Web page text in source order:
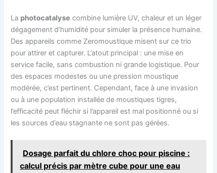
La photocatalyse combine lumière UV, chaleur et un léger
dégagement d’humidité pour simuler la présence humaine.
Des appareils comme Zeromoustique misent sur ce trio
pour attirer et capturer. L’atout principal : une mise en
service facile, sans combustion ni grande logistique. Pour
des espaces modestes ou une pression moustique
modérée, c’est pertinent. Cependant, face à une invasion
ou à une population installée de moustiques tigres,
l’efficacité peut fléchir si l’appareil est mal positionné ou si
les sources d’eau stagnante ne sont pas gérées.
Dosage parfait du chlore choc pour piscine :
calcul précis par mètre cube pour une eau